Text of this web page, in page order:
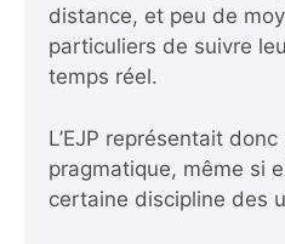
distance, et peu de
particuliers de suivre
temps réel.
L’EJP représentait
pragmatique, même si
certaine discipline des